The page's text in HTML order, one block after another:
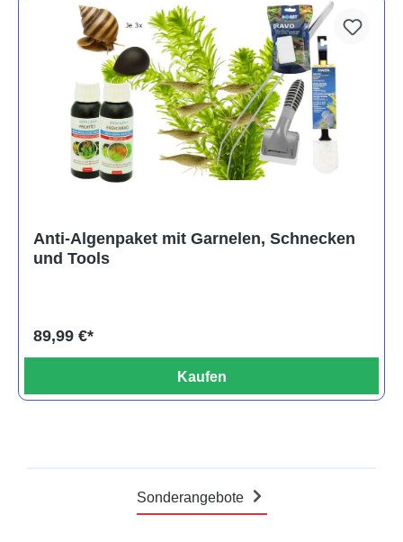
Anti-Algenpaket mit Garnelen, Schnecken
und Tools
89,99 €*
Kaufen
Sonderangebote